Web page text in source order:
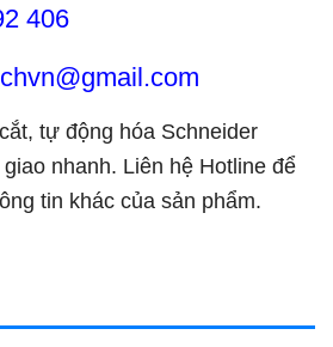
406
tự động hóa Schneider
nhanh. Liên hệ Hotline để
tin khác của sản phẩm.